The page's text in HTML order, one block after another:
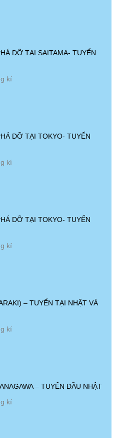
DỠ TẠI SAITAMA- TUYỂN
kí
DỠ TẠI TOKYO- TUYỂN
kí
DỠ TẠI TOKYO- TUYỂN
kí
– TUYỂN TẠI NHẬT VÀ
kí
– TUYỂN ĐẦU NHẬT
kí